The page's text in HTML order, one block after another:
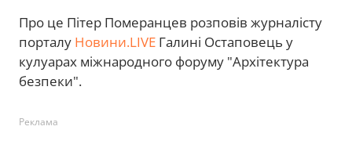
Про це Пітер Померанцев розповів журналісту
порталу Новини.LIVE Галині Остаповець у
кулуарах міжнародного форуму "Архітектура
безпеки".
Реклама